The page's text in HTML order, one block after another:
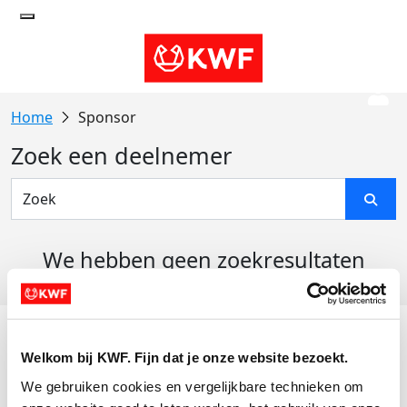
Welkom bij KWF. Fijn dat je onze website bezoekt.
We gebruiken cookies en vergelijkbare technieken om
Sponsor
Zoek een deelnemer
We hebben geen zoekresultaten
Actiematerialen
Evenementen